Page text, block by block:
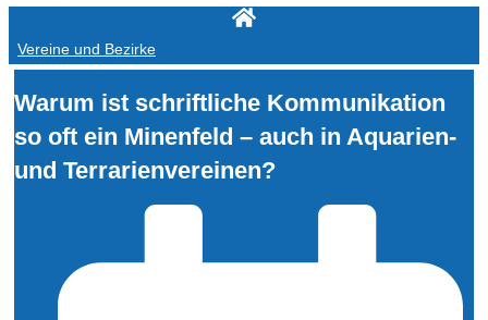
Vereine und Bezirke
Warum ist schriftliche Kommunikation
so oft ein Minenfeld – auch in Aquarien-
und Terrarienvereinen?